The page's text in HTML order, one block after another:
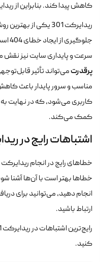
کاهش پیدا کند. بنابراین از
ریدایرکت 301 یکی
سرعت و پایداری سایت نیز نقش
پرقدرتمی‌تواند تأثیر
مناسب و سرور پایدار باعث
کاربری می‌شود، که در نهایت
کمک می‌کند.
اشتباهات رایج در
خطاها بهتر است با آن‌ها آشنا
انجام دهید، می‌توانید برای
ارتباط باشید.
کنید.